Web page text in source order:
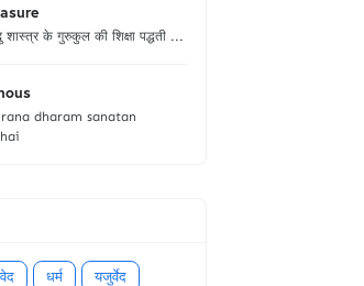
शास्त्र के गुरुकुल की शिक्षा पद्धती ...
dharam sanatan
धर्म यजुर्वेद